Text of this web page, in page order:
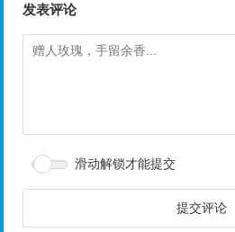
发表评论
滑动解锁才能提交